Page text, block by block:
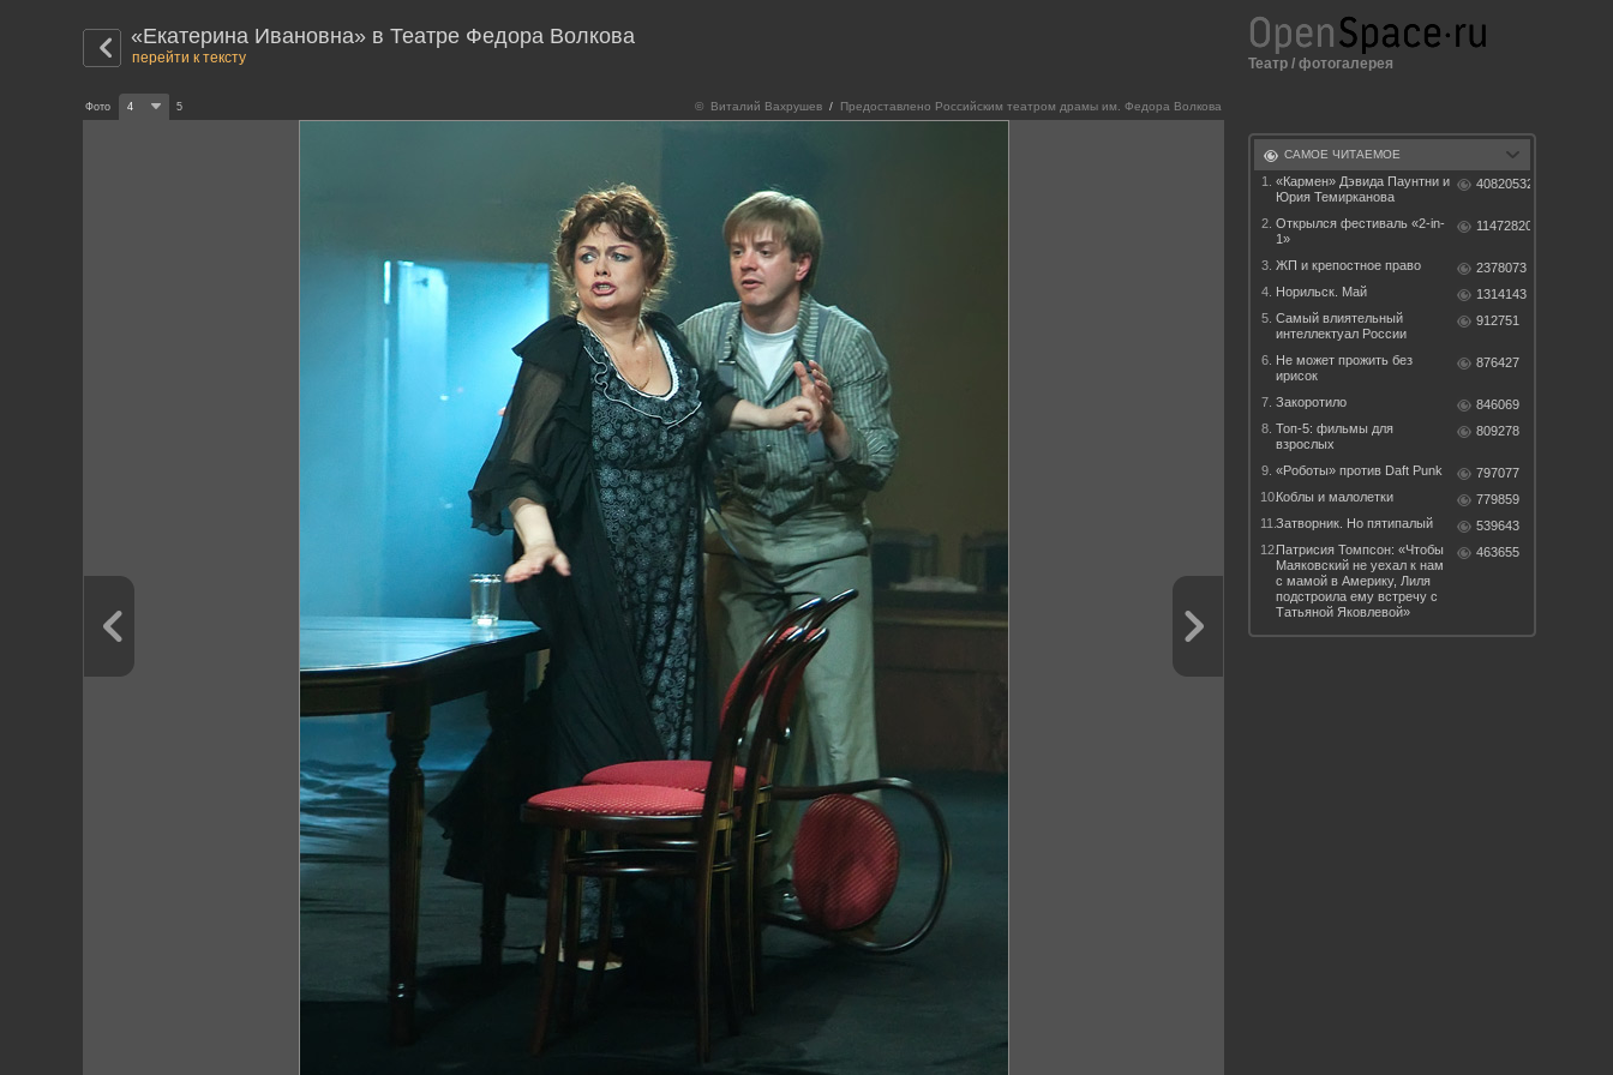
«Екатерина Ивановна» в Театре Федора Волкова
перейти к тексту
© Виталий Вахрушев / Предоставлено Российским театром драмы им. Федора Волкова
Фото 4 5
Театр / фотогалерея
САМОЕ ЧИТАЕМОЕ
1.
«Кармен» Дэвида Паунтни и
Юрия Темирканова
40820532
2. Открылся фестиваль «2-in-
1»
11472820
3. ЖП и крепостное право
2378073
4. Норильск. Май
1314143
5. Самый влиятельный
интеллектуал России
912751
6. Не может прожить без
ирисок
876427
7. Закоротило
846069
8. Топ-5: фильмы для
взрослых
809278
9. «Роботы» против Daft Punk
797077
10.Коблы и малолетки
779859
11.Затворник. Но пятипалый
539643
12.Патрисия Томпсон: «Чтобы
Маяковский не уехал к нам
с мамой в Америку, Лиля
подстроила ему встречу с
Татьяной Яковлевой»
463655